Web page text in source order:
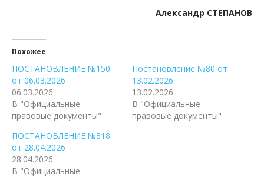
Александр СТЕПАНОВ
Похожее
ПОСТАНОВЛЕНИЕ №150
от 06.03.2026
06.03.2026
В "Официальные
правовые документы"
Постановление №80 от
13.02.2026
13.02.2026
В "Официальные
правовые документы"
ПОСТАНОВЛЕНИЕ №318
от 28.04.2026
28.04.2026
В "Официальные